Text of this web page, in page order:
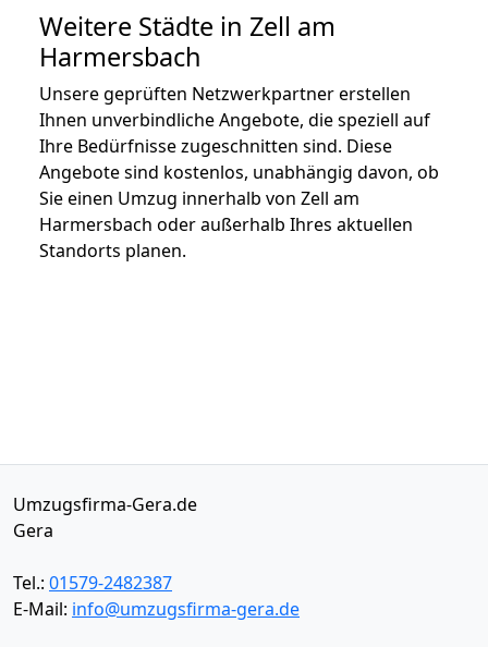
Weitere Städte in Zell am
Harmersbach
Unsere geprüften Netzwerkpartner erstellen
Ihnen unverbindliche Angebote, die speziell auf
Ihre Bedürfnisse zugeschnitten sind. Diese
Angebote sind kostenlos, unabhängig davon, ob
Sie einen Umzug innerhalb von Zell am
Harmersbach oder außerhalb Ihres aktuellen
Standorts planen.
Umzugsfirma-Gera.de
Gera
Tel.: 01579-2482387
E-Mail: info@umzugsfirma-gera.de